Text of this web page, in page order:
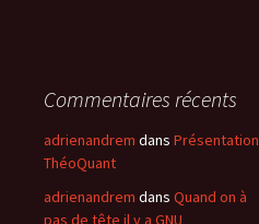
Commentaires récents
adrienandrem dans Présentation
ThéoQuant
adrienandrem dans Quand on à
pas de tête il y a GNU